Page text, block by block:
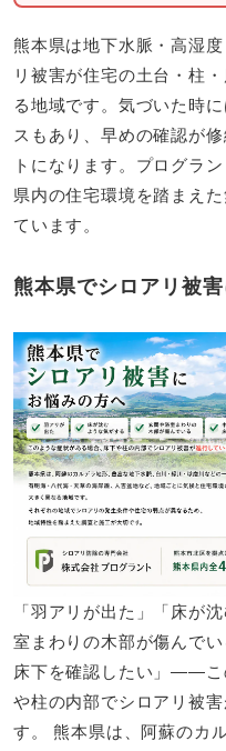
熊本県は地下水脈・高湿
リ被害が住宅の土台・柱
る地域です。気づいた時
スもあり、早めの確認が
トになります。プログラ
県内の住宅環境を踏まえ
ています。
熊本県でシロアリ被
「羽アリが出た」「床が
室まわりの木部が傷んで
床下を確認したい」――こ
や柱の内部でシロアリ被
す。 熊本県は、阿蘇のカ